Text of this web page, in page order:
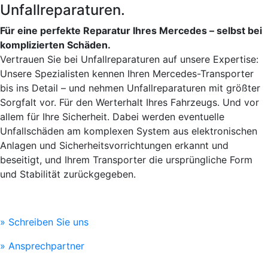
Unfallreparaturen.
Für eine perfekte Reparatur Ihres Mercedes – selbst bei
komplizierten Schäden.
Vertrauen Sie bei Unfallreparaturen auf unsere Expertise:
Unsere Spezialisten kennen Ihren Mercedes-Transporter
bis ins Detail – und nehmen Unfallreparaturen mit größter
Sorgfalt vor. Für den Werterhalt Ihres Fahrzeugs. Und vor
allem für Ihre Sicherheit. Dabei werden eventuelle
Unfallschäden am komplexen System aus elektronischen
Anlagen und Sicherheitsvorrichtungen erkannt und
beseitigt, und Ihrem Transporter die ursprüngliche Form
und Stabilität zurückgegeben.
» Schreiben Sie uns
» Ansprechpartner